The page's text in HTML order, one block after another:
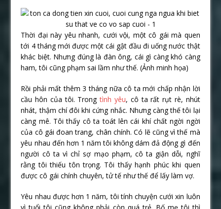
Thời đại này yêu nhanh, cưới vội, một cô gái mà quen
tới 4 tháng mới được một cái gật đầu đi uống nước thật
khác biệt. Nhưng đúng là đàn ông, cái gì càng khó càng
ham, tôi cũng phạm sai lầm như thế. (Ảnh minh họa)
Rồi phải mất thêm 3 tháng nữa cô ta mới chấp nhận lời
cầu hôn của tôi. Trongtình yêu, cô ta rất rụt rè, nhút
nhát, thậm chí đôi khi cứng nhắc. Nhưng càng thế tôi lại
càng mê. Tôi thấy cô ta toát lên cái khí chất ngời ngời
của cô gái đoan trang, chân chính. Có lẽ cũng vì thế mà
yêu nhau đến hơn 1 năm tôi không dám đả động gì đến
người cô ta vì chỉ sợ mạo phạm, cô ta giận dỗi, nghĩ
rằng tôi thiếu tôn trọng. Tôi thấy hạnh phúc khi quen
được cô gái chính chuyên, tử tế như thế để lấy làm vợ.
Yêu nhau được hơn 1 năm, tôi tính chuyện cưới xin luôn
vì tuổi tôi cũng không phải còn quá trẻ. Bố mẹ tôi thì